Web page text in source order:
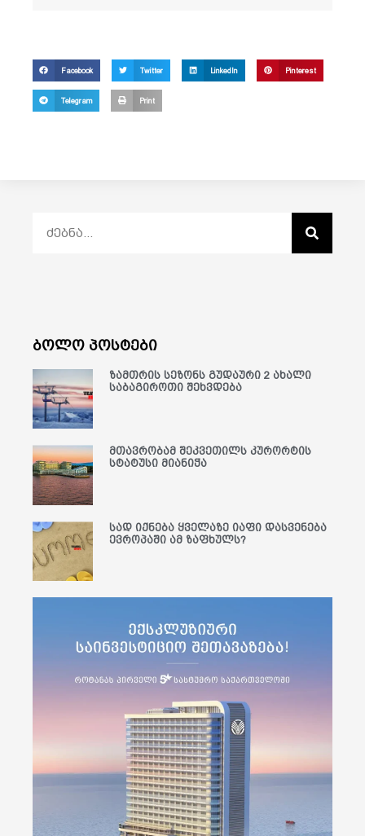
Facebook Twitter LinkedIn Pinterest
Telegram Print
ბოლო პოსტები
ზამთრის სეზონს გუდაური 2 ახალი
საბაგიროთი შეხვდება
მთავრობამ შეკვეთილს კურორტის
სტატუსი მიანიჭა
სად იქნება ყველაზე იაფი დასვენება
ევროპაში ამ ზაფხულს?